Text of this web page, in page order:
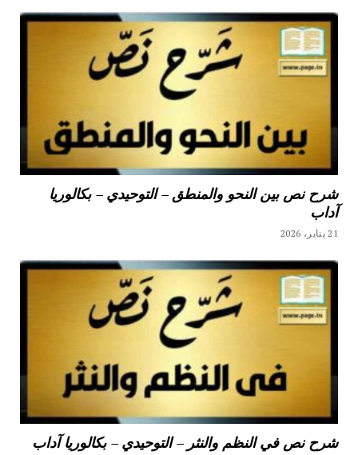
شرح نص بين النحو والمنطق – التوحيدي – بكالوريا
آداب
21 يناير، 2026
شرح نص في النظم والنثر – التوحيدي – بكالوريا آداب